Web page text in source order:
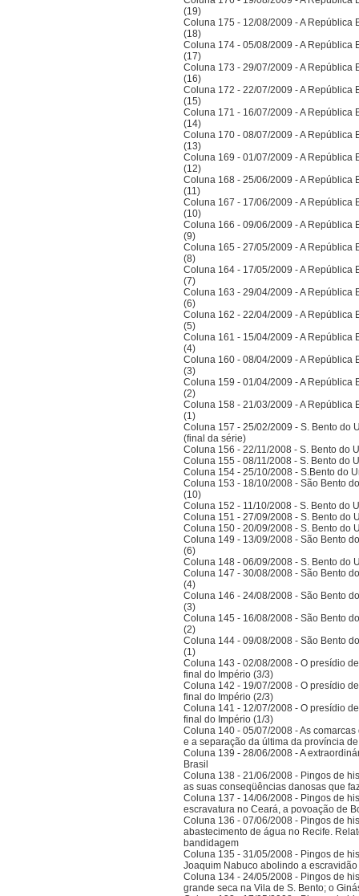
(19)
Coluna 175 - 12/08/2009 - A República
(18)
Coluna 174 - 05/08/2009 - A República
(17)
Coluna 173 - 29/07/2009 - A República
(16)
Coluna 172 - 22/07/2009 - A República
(15)
Coluna 171 - 16/07/2009 - A República
(14)
Coluna 170 - 08/07/2009 - A República
(13)
Coluna 169 - 01/07/2009 - A República
(12)
Coluna 168 - 25/06/2009 - A República
(11)
Coluna 167 - 17/06/2009 - A República
(10)
Coluna 166 - 09/06/2009 - A República
(9)
Coluna 165 - 27/05/2009 - A República
(8)
Coluna 164 - 17/05/2009 - A República
(7)
Coluna 163 - 29/04/2009 - A República
(6)
Coluna 162 - 22/04/2009 - A República
(5)
Coluna 161 - 15/04/2009 - A República
(4)
Coluna 160 - 08/04/2009 - A República
(3)
Coluna 159 - 01/04/2009 - A República
(2)
Coluna 158 - 21/03/2009 - A República
(1)
Coluna 157 - 25/02/2009 - S. Bento do
(final da série)
Coluna 156 - 22/11/2008 - S. Bento do
Coluna 155 - 08/11/2008 - S. Bento do
Coluna 154 - 25/10/2008 - S.Bento do
Coluna 153 - 18/10/2008 - São Bento
(10)
Coluna 152 - 11/10/2008 - S. Bento do
Coluna 151 - 27/09/2008 - S. Bento do
Coluna 150 - 20/09/2008 - S. Bento do
Coluna 149 - 13/09/2008 - São Bento
(6)
Coluna 148 - 06/09/2008 - S. Bento do
Coluna 147 - 30/08/2008 - São Bento
(4)
Coluna 146 - 24/08/2008 - São Bento
(3)
Coluna 145 - 16/08/2008 - São Bento
(2)
Coluna 144 - 09/08/2008 - São Bento
(1)
Coluna 143 - 02/08/2008 - O presídio
final do Império (3/3)
Coluna 142 - 19/07/2008 - O presídio
final do Império (2/3)
Coluna 141 - 12/07/2008 - O presídio
final do Império (1/3)
Coluna 140 - 05/07/2008 - As
e a separação da última da província
Coluna 139 - 28/06/2008 - A
Brasil
Coluna 138 - 21/06/2008 - Pingos de
as suas conseqüências danosas que
Coluna 137 - 14/06/2008 - Pingos de
escravatura no Ceará, a povoação de
Coluna 136 - 07/06/2008 - Pingos de
abastecimento de água no Recife.
bandidagem
Coluna 135 - 31/05/2008 - Pingos de
Joaquim Nabuco abolindo a
Coluna 134 - 24/05/2008 - Pingos de
grande seca na Vila de S. Bento; o